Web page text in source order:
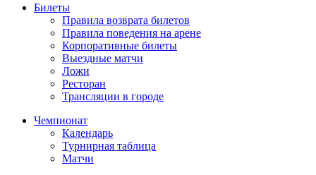
Билеты
Правила возврата билетов
Правила поведения на арене
Корпоративные билеты
Выездные матчи
Ложи
Ресторан
Трансляции в городе
Чемпионат
Календарь
Турнирная таблица
Матчи